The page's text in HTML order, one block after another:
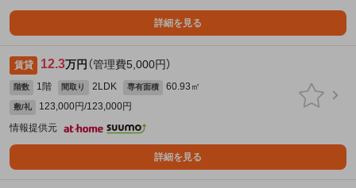
詳細を見る
賃貸 12.3万円 （管理費5,000円）
階数 1階 間取り 2LDK 専有面積 60.93㎡
敷/礼
123,000円/123,000円
情報提供元
詳細を見る